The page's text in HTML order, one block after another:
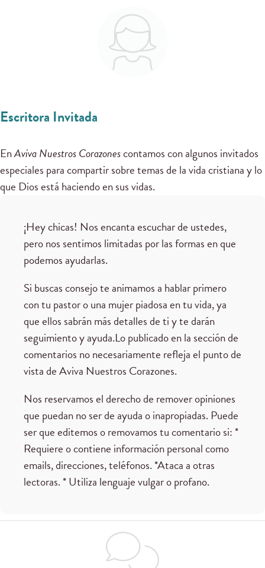
Escritora Invitada
EnAviva Nuestros Corazonescontamos con algunos invitados
especiales para compartir sobre temas de la vida cristiana y lo
que Dios está haciendo en sus vidas.
¡Hey chicas! Nos encanta escuchar de ustedes,
pero nos sentimos limitadas por las formas en que
podemos ayudarlas.
Si buscas consejo te animamos a hablar primero
con tu pastor o una mujer piadosa en tu vida, ya
que ellos sabrán más detalles de ti y te darán
seguimiento y ayuda.Lo publicado en la sección de
comentarios no necesariamente refleja el punto de
vista de Aviva Nuestros Corazones.
Nos reservamos el derecho de remover opiniones
que puedan no ser de ayuda o inapropiadas. Puede
ser que editemos o removamos tu comentario si: *
Requiere o contiene información personal como
emails, direcciones, teléfonos. *Ataca a otras
lectoras. * Utiliza lenguaje vulgar o profano.